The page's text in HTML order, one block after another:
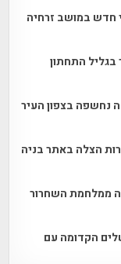
חדש במושב זרחיה
התחתון
שומרונית מפוארת בת 1,600 שנה נחשפה בצפון העיר
התגלו בחפירות הצלה באתר בניה
ממלחמת השחרור
הקדומה עם